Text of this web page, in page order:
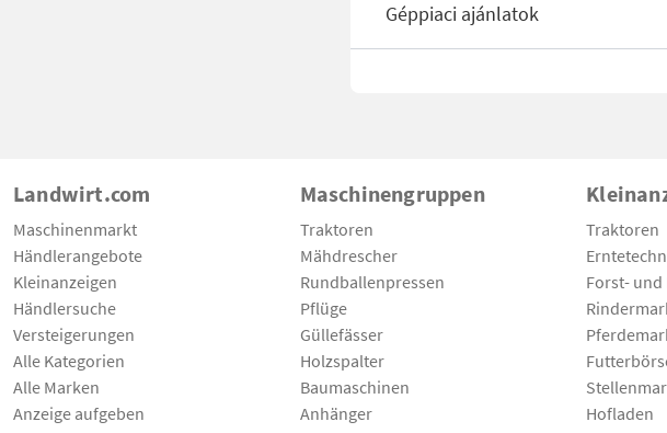
Géppiaci ajánlatok
Landwirt.com
Maschinenmarkt
Händlerangebote
Kleinanzeigen
Händlersuche
Versteigerungen
Alle Kategorien
Alle Marken
Anzeige aufgeben
Maschinengruppen
Traktoren
Mähdrescher
Rundballenpressen
Pflüge
Güllefässer
Holzspalter
Baumaschinen
Anhänger
Traktoren
Forst-
Hofladen